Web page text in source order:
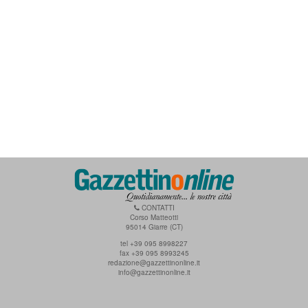
CONTATTI
Corso Matteotti
95014 Giarre (CT)
tel +39 095 8998227
fax +39 095 8993245
redazione@gazzettinonline.it
info@gazzettinonline.it